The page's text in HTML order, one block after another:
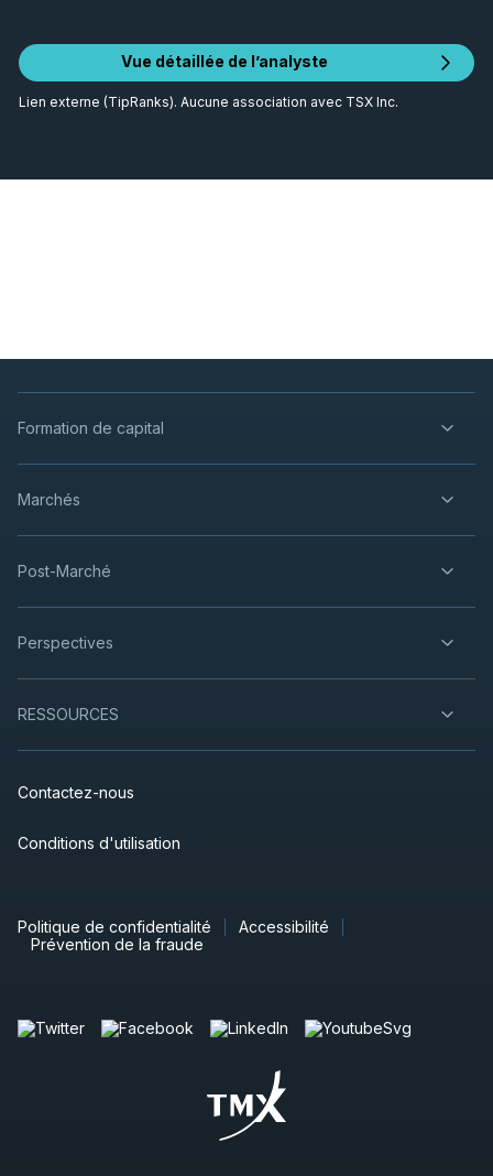
Vue détaillée de l’analyste
Lien externe (TipRanks). Aucune association avec TSX Inc.
Formation de capital
Marchés
Post-Marché
Perspectives
RESSOURCES
Contactez-nous
Conditions d'utilisation
Politique de confidentialité
Accessibilité
Prévention de la fraude